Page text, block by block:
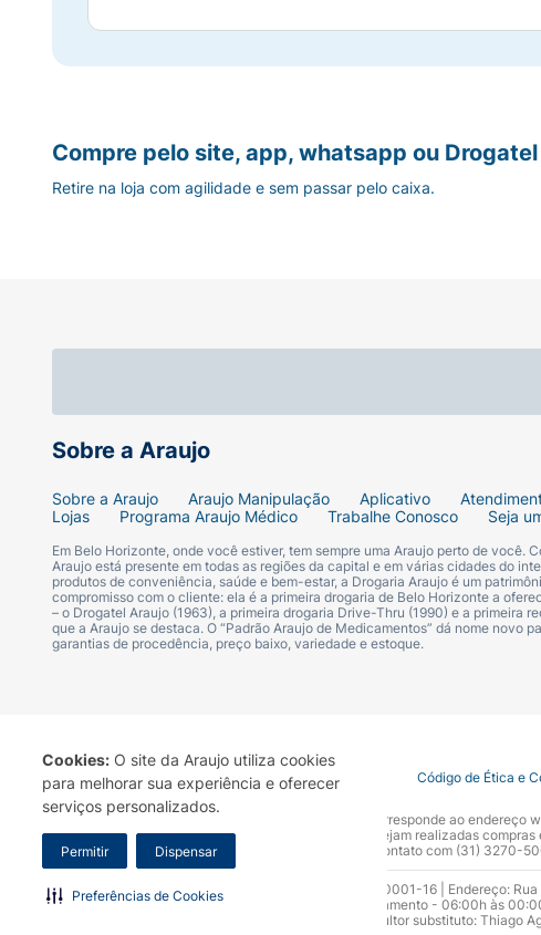
Cookies: O site da Araujo utiliza cookies
para melhorar sua experiência e oferecer
serviços personalizados.
Permitir Dispensar
Preferências de Cookies
Sobre a Araujo
Sobre a Araujo Araujo Manipulação Aplicativo
Lojas
Programa Araujo Médico Trabalhe Conosco Seja
Em Belo Horizonte, onde você estiver, tem sempre uma Araujo perto de
Araujo está presente em todas as regiões da capital e em várias cidades do
produtos de conveniência, saúde e bem-estar, a Drogaria Araujo é um
compromisso com o cliente: ela é a primeira drogaria de Belo Horizonte a
– o Drogatel Araujo (1963), a primeira drogaria Drive-Thru (1990) e a primeira
que a Araujo se destaca. O “Padrão Araujo de Medicamentos” dá nome
garantias de procedência, preço baixo, variedade e estoque.
Compre pelo site, app, whatsapp ou Drogatel
Retire na loja com agilidade e sem passar pelo caixa.
Termo de Uso Portal da Privacidade Covid-19 Código de Ética e
A Drogaria Araujo S/A informa que o seu site oficial corresponde ao
marca. Para sua segurança recomendamos que não sejam realizadas
Araujo S.A. Em caso de dúvidas, gentileza entrar em contato com (31) 3270-
Razão Social: Drogaria Araujo S.A | CNPJ: 17.256.512.0001-16 | Endereço:
0300.313.1010 e (31) 3270-5000 Horário de funcionamento - 06:00h às
10.965 | Yasmin Silva Alvarenga – CRF 52.584 - Consultor substituto: